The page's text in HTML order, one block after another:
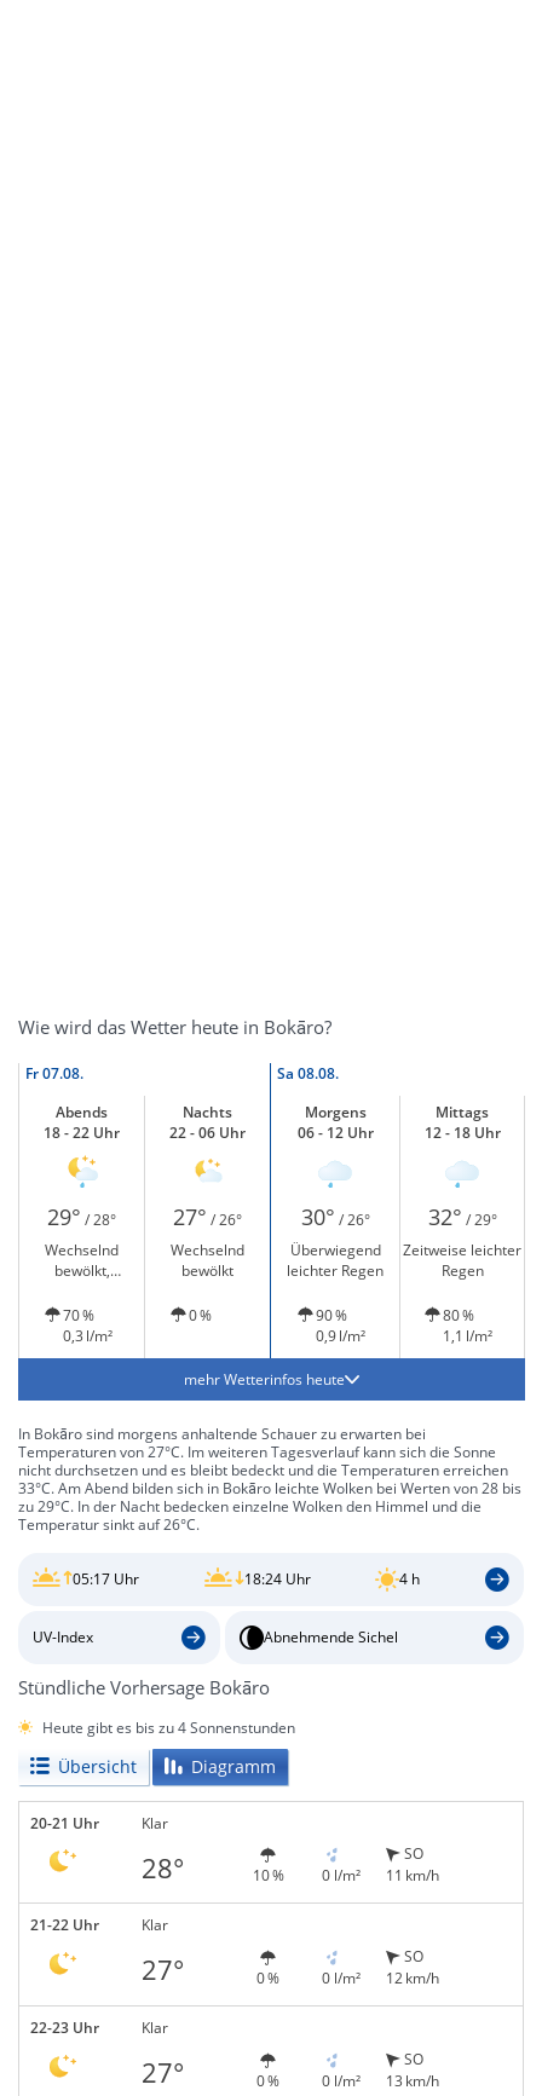
Wie wird das Wetter heute in Bokāro?
Fr07.08. Sa 08.08.
Abends
18 - 22 Uhr
Nachts
22 - 06 Uhr
Morgens
06 - 12 Uhr
Mittags
12 - 18 Uhr
29° / 28° 27° / 26° 30° / 26° 32° / 29°
Wechselnd
bewölkt,
Regen
Wechselnd
bewölkt
Überwiegend
leichter Regen
Zeitweise leichter
Regen
70 %
0,3 l/m²
0 %
90 %
0,9 l/m²
80 %
1,1 l/m²
mehr Wetterinfos heute
In Bokāro sind morgens anhaltende Schauer zu erwarten bei
Temperaturen von 27°C. Im weiteren Tagesverlauf kann sich die Sonne
nicht durchsetzen und es bleibt bedeckt und die Temperaturen erreichen
33°C. Am Abend bilden sich in Bokāro leichte Wolken bei Werten von 28 bis
zu 29°C. In der Nacht bedecken einzelne Wolken den Himmel und die
Temperatur sinkt auf 26°C.
05:17 Uhr 18:24 Uhr 4 h
UV-Index Abnehmende Sichel
Stündliche Vorhersage Bokāro
Heute gibt es bis zu 4 Sonnenstunden
Übersicht Diagramm
20-21 Uhr Klar
28° 10 % 0 l/m²
SO
11 km/h
21-22 Uhr Klar
27° 0 % 0 l/m²
SO
12 km/h
22-23 Uhr Klar
27° 0 % 0 l/m²
SO
13 km/h